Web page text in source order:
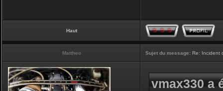
Haut
Mattheo Sujet du message: Re: Incident
vmax330 a